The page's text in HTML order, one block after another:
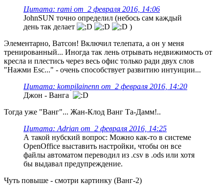
Цитата: rami от 2 февраля 2016, 14:06
JohnSUN точно определил (небось сам каждый
день так делает
)
Элементарно, Ватсон! Включил телепата, а он у меня
тренированный... Иногда так лень отрывать недвижимость от
кресла и плестись через весь офис только ради двух слов
"Нажми Esc..." - очень способствует развитию интуиции...
Цитата: kompilainenn от 2 февраля 2016, 14:20
Джон - Ванга
Тогда уже "Ванг"... Жан-Клод Ванг Та-Дамм!..
Цитата: Adrian от 2 февраля 2016, 14:25
А такой нубский вопрос: Можно как-то в системе
OpenOffice выставить настройки, чтобы он все
файлы автоматом переводил из .csv в .ods или хотя
бы выдавал предупреждение.
Чуть повыше - смотри картинку (Ванг-2)